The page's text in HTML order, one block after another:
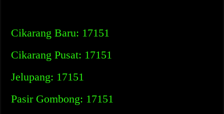
Cikarang Baru: 17151
Cikarang Pusat: 17151
Jelupang: 17151
Pasir Gombong: 17151